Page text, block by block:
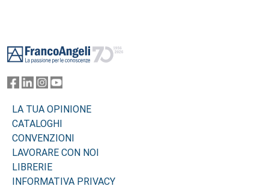
LA TUA OPINIONE
CATALOGHI
CONVENZIONI
LAVORARE CON NOI
LIBRERIE
INFORMATIVA PRIVACY